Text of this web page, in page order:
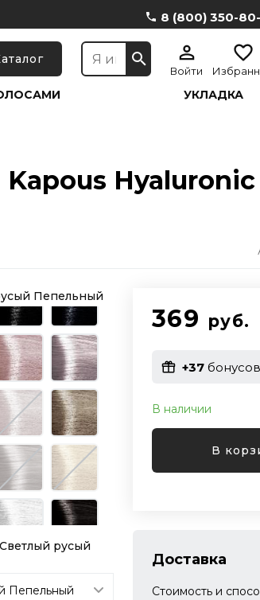
8 (800) 350-
Войти
УКЛАДКА
Пепельный
русый
369 руб.
+37бонусов
В наличии
В
Доставка
Стоимость и